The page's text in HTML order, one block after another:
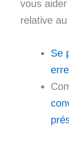
vous
relative
Se